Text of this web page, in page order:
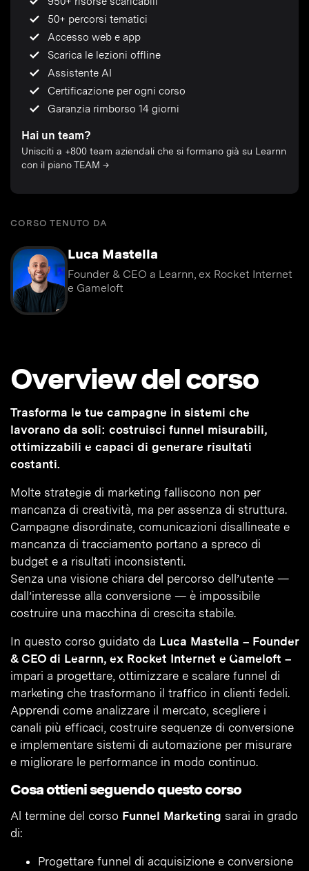
50+ percorsi tematici
Accesso web e app
Scarica le lezioni offline
Assistente AI
Certificazione per ogni corso
Garanzia rimborso 14 giorni
Hai un team?
Unisciti a +800 team aziendali che si formano già su Learnn
con il piano TEAM →
CORSO TENUTO DA
Luca Mastella
Founder & CEO a Learnn, ex Rocket Internet
e Gameloft
Overview del corso
Trasforma le tue campagne in sistemi che
lavorano da soli: costruisci funnel misurabili,
ottimizzabili e capaci di generare risultati
costanti.
Molte strategie di marketing falliscono non per
mancanza di creatività, ma per assenza di struttura.
Campagne disordinate, comunicazioni disallineate e
mancanza di tracciamento portano a spreco di
budget e a risultati inconsistenti.
Senza una visione chiara del percorso dell’utente —
dall’interesse alla conversione — è impossibile
costruire una macchina di crescita stabile.
In questo corso guidato da Luca Mastella – Founder
& CEO di Learnn, ex Rocket Internet e Gameloft –
impari a progettare, ottimizzare e scalare funnel di
marketing che trasformano il traffico in clienti fedeli.
Apprendi come analizzare il mercato, scegliere i
canali più efficaci, costruire sequenze di conversione
e implementare sistemi di automazione per misurare
e migliorare le performance in modo continuo.
Cosa ottieni seguendo questo corso
Al termine del corso Funnel Marketing sarai in grado
di:
Progettare funnel di acquisizione e conversione